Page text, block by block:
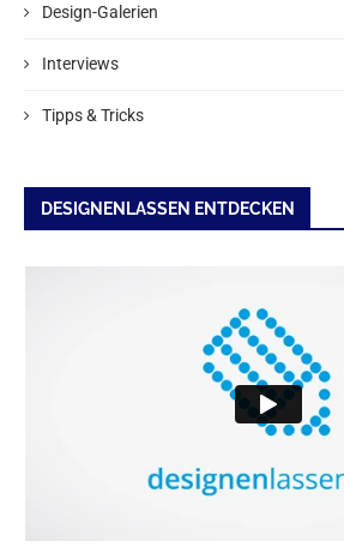
Design-Galerien
Interviews
Tipps & Tricks
DESIGNENLASSEN ENTDECKEN